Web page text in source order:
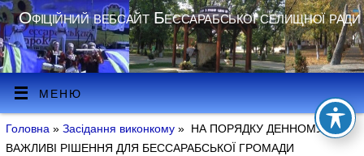
Офіційний вебсайт Бессарабської селищної ради
МЕНЮ
Головна »Засідання виконкому » НА ПОРЯДКУ ДЕННОМУ —
ВАЖЛИВІ РІШЕННЯ ДЛЯ БЕССАРАБСЬКОЇ ГРОМАДИ